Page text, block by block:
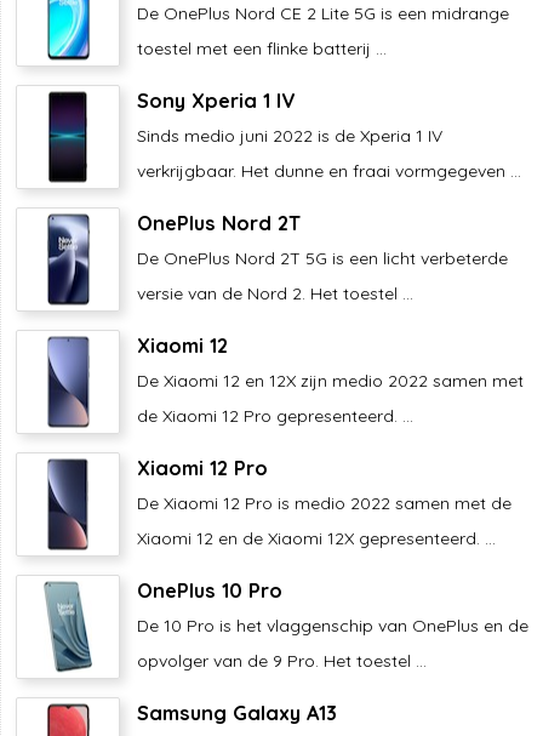
De OnePlus Nord CE 2 Lite 5G is een midrange
toestel met een flinke batterij ...
Sony Xperia 1 IV
Sinds medio juni 2022 is de Xperia 1 IV
verkrijgbaar. Het dunne en fraai vormgegeven ...
OnePlus Nord 2T
De OnePlus Nord 2T 5G is een licht verbeterde
versie van de Nord 2. Het toestel ...
Xiaomi 12
De Xiaomi 12 en 12X zijn medio 2022 samen met
de Xiaomi 12 Pro gepresenteerd. ...
Xiaomi 12 Pro
De Xiaomi 12 Pro is medio 2022 samen met de
Xiaomi 12 en de Xiaomi 12X gepresenteerd. ...
OnePlus 10 Pro
De 10 Pro is het vlaggenschip van OnePlus en de
opvolger van de 9 Pro. Het toestel ...
Samsung Galaxy A13